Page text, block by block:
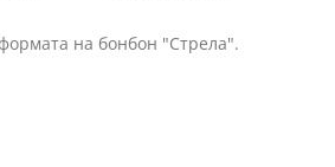
на бонбон "Стрела".